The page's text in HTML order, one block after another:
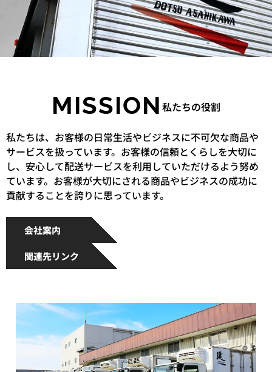
MISSION 私たちの役割
私たちは、お客様の日常生活やビジネスに不可欠な商品や
サービスを扱っています。お客様の信頼とくらしを大切に
し、安心して配送サービスを利用していただけるよう努め
ています。お客様が大切にされる商品やビジネスの成功に
貢献することを誇りに思っています。
会社案内
関連先リンク